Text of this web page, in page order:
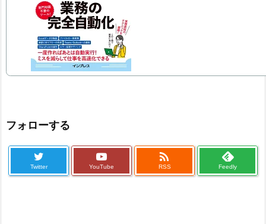
フォローする
Twitter YouTube

RSS Feedly